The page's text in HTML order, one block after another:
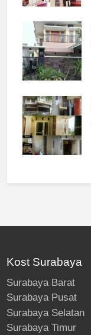
Kost Surabaya
Surabaya Barat
Surabaya Pusat
Surabaya Selatan
Surabaya Timur